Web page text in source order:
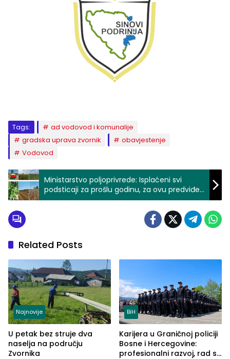
Tags:
ad vodovod i komunalije
gradska uprava zvornik
obavjestenje
Vodovod
Ministarstvo poljoprivrede: Isplaćeni svi
podsticaji za prošlu godinu, za ovu predviđen
291 milion KM
Related Posts
Najnovije
U petak bez struje dva
naselja na području
Zvornika
BiH
Karijera u Graničnoj policiji
Bosne i Hercegovine:
profesionalni razvoj, rad sa